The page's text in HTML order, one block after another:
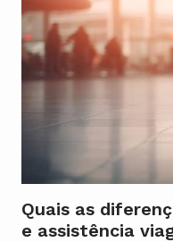
Quais as
e assistência